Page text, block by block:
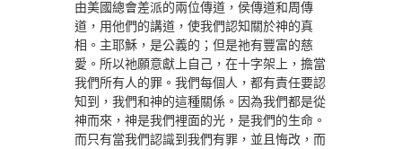
由美國總會差派的兩位傳道，侯傳道和周傳
道，用他們的講道，使我們認知關於神的真
相。主耶穌，是公義的；但是祂有豐富的慈
愛。所以祂願意獻上自己，在十字架上，擔當
我們所有人的罪。我們每個人，都有責任要認
知到，我們和神的這種關係。因為我們都是從
神而來，神是我們裡面的光，是我們的生命。
而只有當我們認識到我們有罪，並且悔改，而